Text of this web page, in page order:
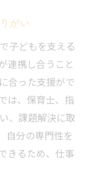
がい
子どもを支える
連携し合うこと
合った支援がで
は、保育士、指
、課題解決に取
自分の専門性を
きるため、仕事